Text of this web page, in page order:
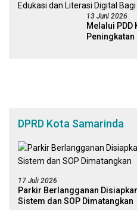
13 Juni 2026
Melalui PDD
DPRD Kota Samarinda
17 Juli 2026
Parkir Berlangganan
Sistem dan SOP Dimatangkan